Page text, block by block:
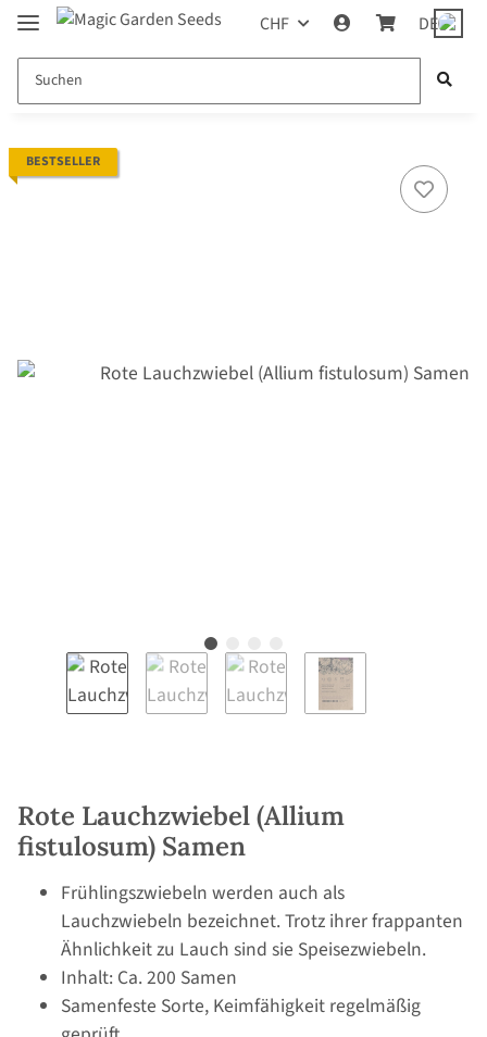
CHF DE
BESTSELLER
Rote Lauchzwiebel (Allium
fistulosum) Samen
Frühlingszwiebeln werden auch als
Lauchzwiebeln bezeichnet. Trotz ihrer frappanten
Ähnlichkeit zu Lauch sind sie Speisezwiebeln.
Inhalt: Ca. 200 Samen
Samenfeste Sorte, Keimfähigkeit regelmäßig